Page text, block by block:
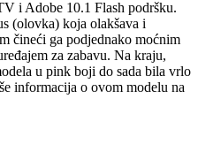
i Adobe 10.1 Flash podršku.
(olovka) koja olakšava i
čineći ga podjednako moćnim
za zabavu. Na kraju,
u pink boji do sada bila vrlo
informacija o ovom modelu na